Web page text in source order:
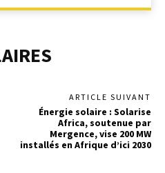
ARTICLE SUIVANT
Énergie solaire : Solarise
Africa, soutenue par
Mergence, vise 200 MW
installés en Afrique d’ici 2030